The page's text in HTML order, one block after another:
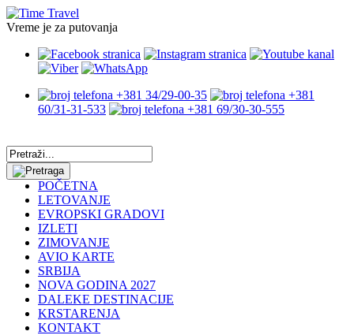
Vreme je za putovanja
+381 34/29-00-35
+381
60/31-31-533
+381 69/30-30-555
POČETNA
LETOVANJE
EVROPSKI GRADOVI
IZLETI
ZIMOVANJE
AVIO KARTE
SRBIJA
NOVA GODINA 2027
DALEKE DESTINACIJE
KRSTARENJA
KONTAKT